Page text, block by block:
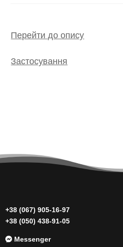
Перейти до опису
Застосування
+38 (067) 905-16-97
+38 (050) 438-91-05
Messenger